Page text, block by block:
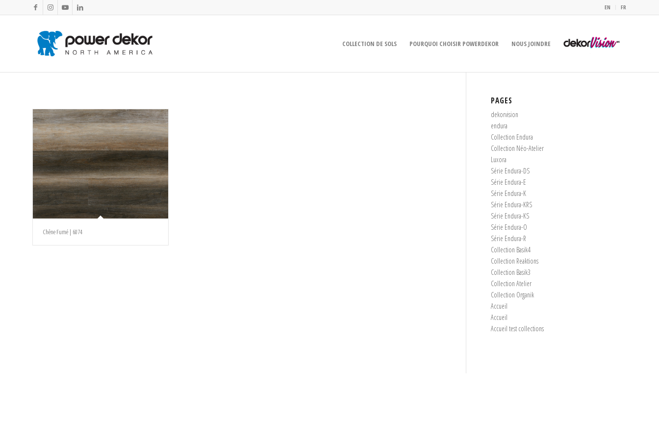
EN FR
COLLECTION DE SOLS POURQUOI CHOISIR POWERDEKOR NOUS JOINDRE
Chêne Fumé | 6074
PAGES
dekorvision
endura
Collection Endura
Collection Néo-Atelier
Luxora
Série Endura-DS
Série Endura-E
Série Endura-K
Série Endura-KRS
Série Endura-KS
Série Endura-O
Série Endura-R
Collection Basik4
Collection Reaktions
Collection Basik3
Collection Atelier
Collection Organik
Accueil
Accueil
Accueil test collections